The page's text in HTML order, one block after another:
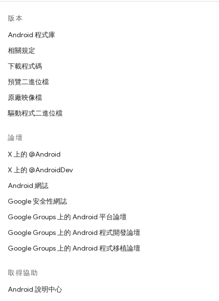
版本
Android 程式庫
相關規定
下載程式碼
預覽二進位檔
原廠映像檔
驅動程式二進位檔
論壇
X 上的 @Android
X 上的 @AndroidDev
Android 網誌
Google 安全性網誌
Google Groups 上的 Android 平台論壇
Google Groups 上的 Android 程式開發論壇
Google Groups 上的 Android 程式移植論壇
取得協助
Android 說明中心